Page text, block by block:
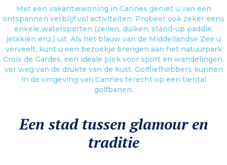
Met een vakantiewoning in Cannes geniet u van een
ontspannen verblijf vol activiteiten. Probeer ook zeker eens
enkele watersporten (zeilen, duiken, stand-up paddle,
jetskiën enz.) uit. Als het blauw van de Middellandse Zee u
verveelt, kunt u een bezoekje brengen aan het natuurpark
Croix de Gardes, een ideale plek voor sport en wandelingen,
ver weg van de drukte van de kust. Golfliefhebbers kunnen
in de omgeving van Cannes terecht op een tiental
golfbanen.
Een stad tussen glamour en
traditie